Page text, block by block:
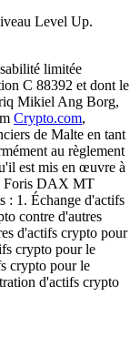
Level Up.
limitée
C 88392 et dont le
Mikiel Ang Borg,
Crypto.com,
de Malte en tant
au règlement
est mis en œuvre à
Foris DAX MT
: 1. Échange d'actifs
contre d'autres
d'actifs crypto pour
crypto pour le
crypto pour le
d'actifs crypto